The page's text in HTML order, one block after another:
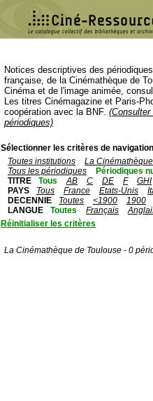
Notices descriptives des
française, de la Cinémathèque de
Cinéma et de l'image animée,
Les titres Cinémagazine et Paris-
coopération avec la BNF.
périodiques)
Sélectionner les critères de
Toutes institutions
La
Tous les périodiques
Périodiques
TITRE
Tous AB C DE F
GHI
PAYS
Tous France Etats-Unis
DECENNIE
Toutes <1900
1900
LANGUE
Toutes Français
Réinitialiser les critères
La Cinémathèque de Toulouse - 0